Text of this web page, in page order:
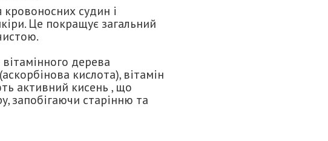
судин і
Це покращує загальний
дерева
кислота), вітамін
активний кисень , що
запобігаючи старінню та